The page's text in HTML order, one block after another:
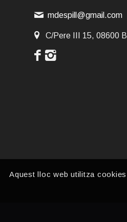
mdespill@gmail.com
C/Pere III 15, 08600
Aquest lloc web utilitza